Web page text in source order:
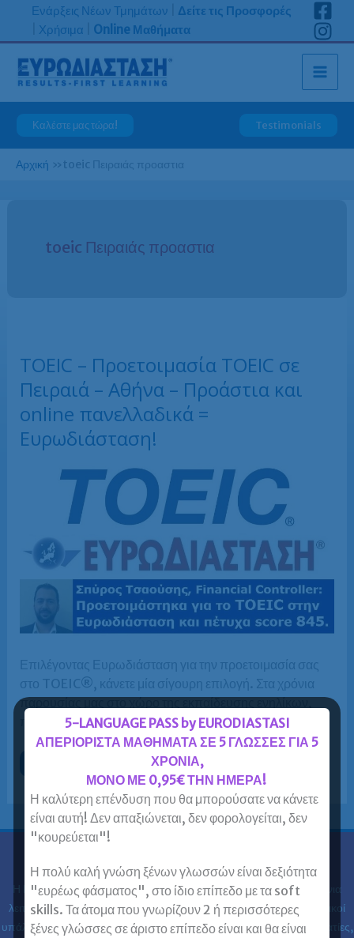
Μετάβαση
περιεχόμενο
Ενάρξεις Νέων Τμημάτων
Δείτε τις Προσφορές
Χρήσιμα Online Μαθήματα
Καλέστε μας τώρα! Testimonials
Αρχική » toeic Πειραιάς προαστια
toeic Πειραιάς προαστια
TOEIC – Προετοιμασία TOEIC σε
Πειραιά – Αθήνα – Προάστια και
online πανελλαδικά =
Ευρωδιάσταση!
Επιλέγοντας Ευρωδιάσταση για την προετοιμασία σας
στο TOEIC®, κάνετε μία σίγουρη επιλογή. Στα χρόνια
παρουσίας μας στο χώρο της εκπαίδευσης ενηλίκων,
πάνω από ενήλικες απέκτησαν […]
Προετοιμασία
TOEIC
σε
Πειραιά
–
Αθήνα
και
online
πανελλαδικά
=
Ευρωδιάσταση!
Ευρωδιάσταση
Η Ευρωδιάσταση Κέντρα Ξένων Γλωσσών Ενηλίκων στα30 χρόνια
λειτουργίας της έχει εκπαιδεύσει 61.000 ενήλικες (φοιτητές, ιδιωτικοί
υπάλληλοι, δημόσιοι υπάλληλοι, στρατιωτικοί, ελεύθεροι επαγγελματίες,
5-LANGUAGE PASS by EURODIASTASI
ΑΠΕΡΙΟΡΙΣΤΑ ΜΑΘΗΜΑΤΑ ΣΕ 5 ΓΛΩΣΣΕΣ ΓΙΑ 5
ΧΡΟΝΙΑ,
ΜΟΝΟ ΜΕ 0,95€ ΤΗΝ ΗΜΕΡΑ!
Η καλύτερη επένδυση που θα μπορούσατε να κάνετε
είναι αυτή! Δεν απαξιώνεται, δεν φορολογείται, δεν
"κουρεύεται"!
Η πολύ καλή γνώση ξένων γλωσσών είναι δεξιότητα
"ευρέως φάσματος", στο ίδιο επίπεδο με τα soft
skills. Τα άτομα που γνωρίζουν 2 ή περισσότερες
ξένες γλώσσες σε άριστο επίπεδο είναι και θα είναι